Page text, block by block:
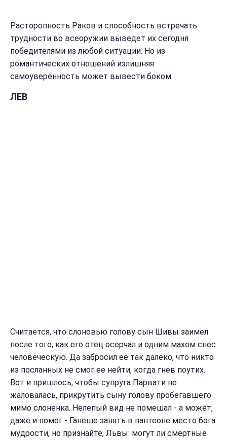
Расторопность Раков и способность встречать
трудности во всеоружии выведет их сегодня
победителями из любой ситуации. Но из
романтических отношений излишняя
самоуверенность может вывести боком.
ЛЕВ
Считается, что слоновью голову сын Шивы заимел
после того, как его отец осерчал и одним махом снес
человеческую. Да забросил ее так далеко, что никто
из посланных не смог ее нейти, когда гнев поутих.
Вот и пришлось, чтобы супруга Парвати не
жаловалась, прикрутить сыну голову пробегавшего
мимо слоненка. Нелепый вид не помешал - а может,
даже и помог - Ганеше занять в пантеоне место бога
мудрости, но признайте, Львы: могут ли смертные